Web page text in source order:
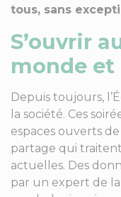
tous, sans
S’ouvrir
monde et
Depuis toujours,
la société. Ces
espaces ouverts
partage qui
actuelles. Des
par un expert de